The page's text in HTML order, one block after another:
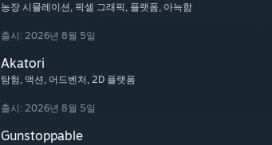
농장 시뮬레이션, 픽셀 그래픽 , 플랫폼, 아늑함
출시: 2026년 8월 5일
Akatori
탐험 , 액션 , 어드벤처 , 2D 플랫폼
출시: 2026년 8월 5일
Gunstoppable